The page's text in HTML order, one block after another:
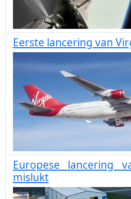
Eerste lancering van
Europese lancering
mislukt